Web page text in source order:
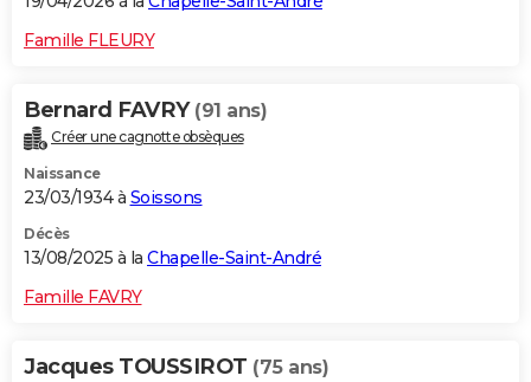
Famille FLEURY
Bernard FAVRY (91 ans)
Créer une cagnotte obsèques
Naissance
23/03/1934 à Soissons
Décès
13/08/2025 à la Chapelle-Saint-André
Famille FAVRY
Jacques TOUSSIROT (75 ans)